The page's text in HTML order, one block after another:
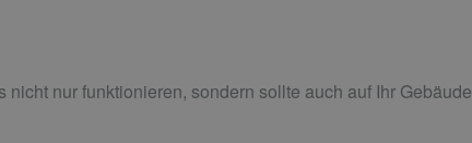
nur funktionieren, sondern sollte auch auf Ihr Gebäude